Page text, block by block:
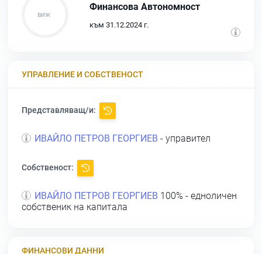
Финансова Автономност
към 31.12.2024 г.
УПРАВЛЕНИЕ И СОБСТВЕНОСТ
Представляващ/и:
ИВАЙЛО ПЕТРОВ ГЕОРГИЕВ - управител
Собственост:
ИВАЙЛО ПЕТРОВ ГЕОРГИЕВ 100% - едноличен
собственик на капитала
ФИНАНСОВИ ДАННИ